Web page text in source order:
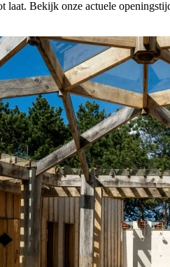
laat. Bekijk onze actuele